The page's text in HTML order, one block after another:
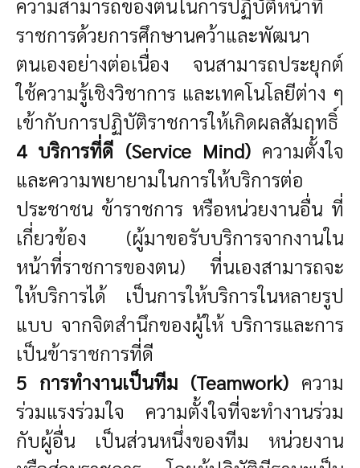
ความสามารถของตนในการปฏิบัติหน้าที่
ราชการด้วยการศึกษานคว้าและพัฒนา
ตนเองอย่างต่อเนื่อง จนสามารถประยุกต์
ใช้ความรู้เชิงวิชาการ และเทคโนโลยีต่าง ๆ
เข้ากับการปฏิบัติราชการให้เกิดผลสัมฤทธิ์
4 บริการที่ดี (Service Mind)ความตั้งใจ
และความพยายามในการให้บริการต่อ
ประชาชน ข้าราชการ หรือหน่วยงานอื่น ที่
เกี่ยวข้อง (ผู้มาขอรับบริการจากงานใน
หน้าที่ราชการของตน) ที่นเองสามารถจะ
ให้บริการได้ เป็นการให้บริการในหลายรูป
แบบ จากจิตสำนึกของผู้ให้ บริการและการ
เป็นข้าราชการที่ดี
5 การทำงานเป็นทีม (Teamwork) ความ
ร่วมแรงร่วมใจ ความตั้งใจที่จะทำงานร่วม
กับผู้อื่น เป็นส่วนหนึ่งของทีม หน่วยงาน